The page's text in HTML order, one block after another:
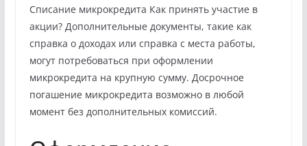
Списание микрокредита Как принять участие в
акции? Дополнительные документы, такие как
справка о доходах или справка с места работы,
могут потребоваться при оформлении
микрокредита на крупную сумму. Досрочное
погашение микрокредита возможно в любой
момент без дополнительных комиссий.